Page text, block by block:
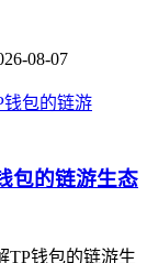
08-07
包的链游生态
TP钱包的链游生